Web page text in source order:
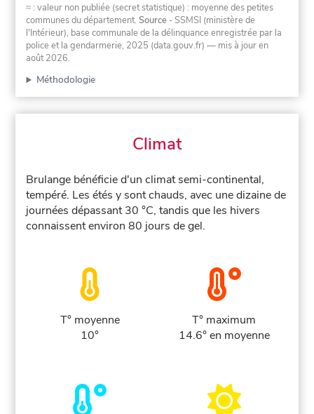
≈ : valeur non publiée (secret statistique) : moyenne des petites
communes du département.Source - SSMSI (ministère de
l'Intérieur), base communale de la délinquance enregistrée par la
police et la gendarmerie, 2025 (data.gouv.fr) — mis à jour en
août 2026.
Méthodologie
Climat
Brulange bénéficie d'un climat semi-continental,
tempéré. Les étés y sont chauds, avec une dizaine de
journées dépassant 30 °C, tandis que les hivers
connaissent environ 80 jours de gel.
T° moyenne
10°
T° maximum
14.6° en moyenne